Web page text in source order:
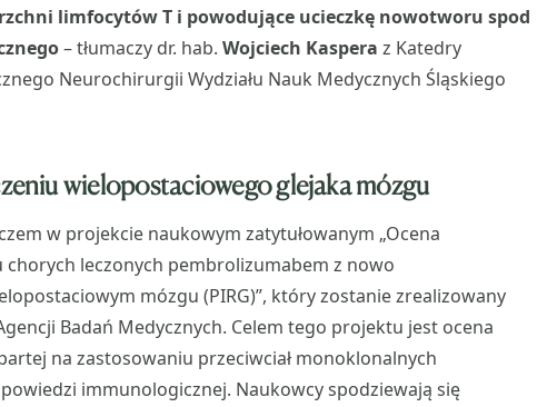
limfocytów T i powodujące ucieczkę nowotworu spod
– tłumaczy dr. hab. Wojciech Kaspera z Katedry
Neurochirurgii Wydziału Nauk Medycznych Śląskiego
wielopostaciowego glejaka mózgu
w projekcie naukowym zatytułowanym „Ocena
leczonych pembrolizumabem z nowo
mózgu (PIRG)”, który zostanie zrealizowany
Badań Medycznych. Celem tego projektu jest ocena
na zastosowaniu przeciwciał monoklonalnych
immunologicznej. Naukowcy spodziewają się